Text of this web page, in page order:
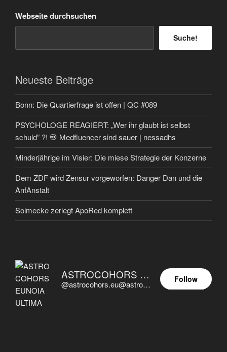
Webseite durchsuchen
Suche!
Neueste Beiträge
Bonn: Die Quartierfrage ist offen | QC #089
PSYCHOLOGE REAGIERT: „Wer ihr glaubt ist selbst
schuld” ?! 💀 Medfluencer sind sauer | nessadhs
Minderjährige im Visier: Die miese Strategie der Konzerne
Dem ZDF wird Zensur vorgeworfen: Danger Dan und die
AnfAnstalt
Solmecke zerlegt ApoRed komplett
ASTROCOHORS EUNOIA ULTIMA
@astrocohors.eu@astrocohors.eu
Follow